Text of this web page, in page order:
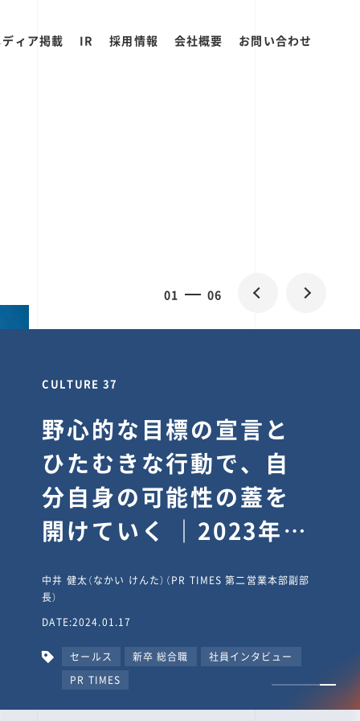
ィア掲載 IR 採用情報 会社概要 お問い合わせ
01 06
CULTURE 37
野心的な目標の宣言と
ひたむきな行動で、自
分自身の可能性の蓋を
開けていく ｜2023年度
タビュー #PR
TIMESな人たち
中井 健太（なかい けんた）（PR TIMES 第二営業本部副部
長）
DATE:2024.01.17
セールス 新卒 総合職
社員インタビュー
PR TIMES